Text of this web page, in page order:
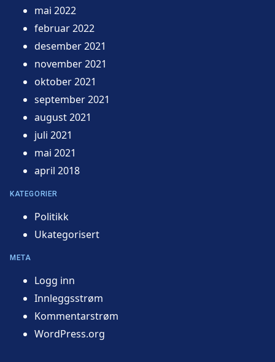
mai 2022
februar 2022
desember 2021
november 2021
oktober 2021
september 2021
august 2021
juli 2021
mai 2021
april 2018
KATEGORIER
Politikk
Ukategorisert
META
Logg inn
Innleggsstrøm
Kommentarstrøm
WordPress.org